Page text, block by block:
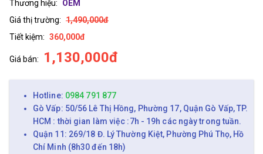
Thương hiệu:
OEM
Giá thị trường: 1,490,000đ
Tiết kiệm: 360,000đ
Giá bán: 1,130,000đ
Hotline: 0984 791 877
Gò Vấp: 50/56 Lê Thị Hồng, Phường 17, Quận Gò Vấp, TP.
HCM : thời gian làm việc :7h - 19h các ngày trong tuần.
Quận 11: 269/18 Đ. Lý Thường Kiệt, Phường Phú Thọ, Hồ
Chí Minh (8h30 đến 18h)